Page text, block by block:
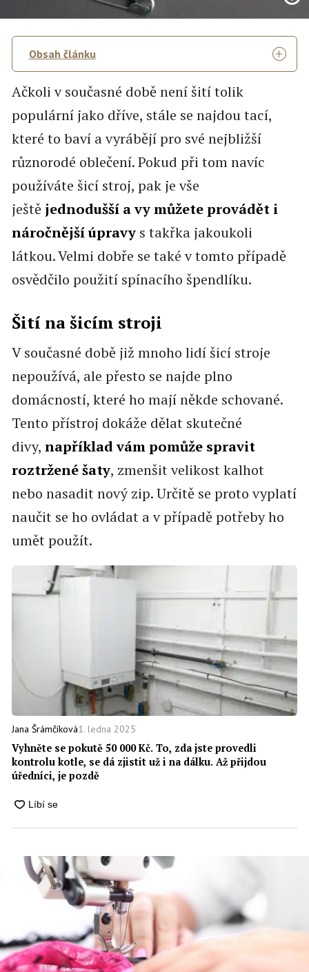
Obsah článku
Ačkoli v současné době není šití tolik
populární jako dříve, stále se najdou tací,
které to baví a vyrábějí pro své nejbližší
různorodé oblečení. Pokud při tom navíc
používáte šicí stroj, pak je vše
ještě jednodušší a vy můžete provádět i
náročnější úpravy s takřka jakoukoli
látkou. Velmi dobře se také v tomto případě
osvědčilo použití spínacího špendlíku.
Šití na šicím stroji
V současné době již mnoho lidí šicí stroje
nepoužívá, ale přesto se najde plno
domácností, které ho mají někde schované.
Tento přístroj dokáže dělat skutečné
divy, například vám pomůže spravit
roztržené šaty, zmenšit velikost kalhot
nebo nasadit nový zip. Určitě se proto vyplatí
naučit se ho ovládat a v případě potřeby ho
umět použít.
Jana Šrámčíková1. ledna 2025
Vyhněte se pokutě 50 000 Kč. To, zda jste provedli
kontrolu kotle, se dá zjistit už i na dálku. Až přijdou
úředníci, je pozdě